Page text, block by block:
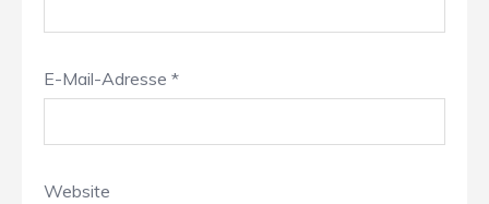
E-Mail-Adresse *
Website